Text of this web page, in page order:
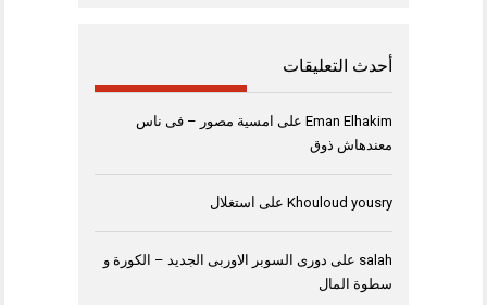
أحدث التعليقات
Eman Elhakim على امسية مصور – فى ناس
معندهاش ذوق
Khouloud yousry على استغلال
salah على دورى السوبر الاوربى الجديد – الكورة و
سطوة المال